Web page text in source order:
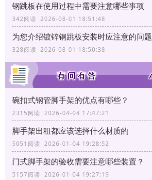
钢跳板在使用过程中需要注意哪些事项
342阅读 2026-08-01 18:51:48
为您介绍镀锌钢跳板安装时应注意的问题
328阅读 2026-08-01 18:50:38
碗扣式钢管脚手架的优点有哪些？
2315阅读 2026-04-04 17:47:21
脚手架出租都应该选择什么材质的
5051阅读 2026-01-04 19:28:52
门式脚手架的验收需要注意哪些装置？
5157阅读 2026-01-04 19:27:19